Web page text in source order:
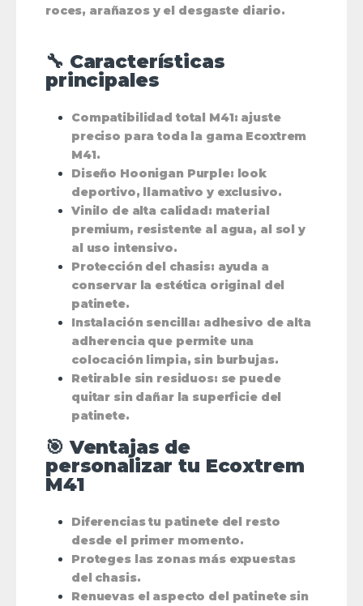
roces, arañazos y el desgaste diario.
🔧 Características
principales
Compatibilidad total M41: ajuste
preciso para toda la gama Ecoxtrem
M41.
Diseño Hoonigan Purple: look
deportivo, llamativo y exclusivo.
Vinilo de alta calidad: material
premium, resistente al agua, al sol y
al uso intensivo.
Protección del chasis: ayuda a
conservar la estética original del
patinete.
Instalación sencilla: adhesivo de alta
adherencia que permite una
colocación limpia, sin burbujas.
Retirable sin residuos: se puede
quitar sin dañar la superficie del
patinete.
🎯 Ventajas de
personalizar tu Ecoxtrem
M41
Diferencias tu patinete del resto
desde el primer momento.
Proteges las zonas más expuestas
del chasis.
Renuevas el aspecto del patinete sin